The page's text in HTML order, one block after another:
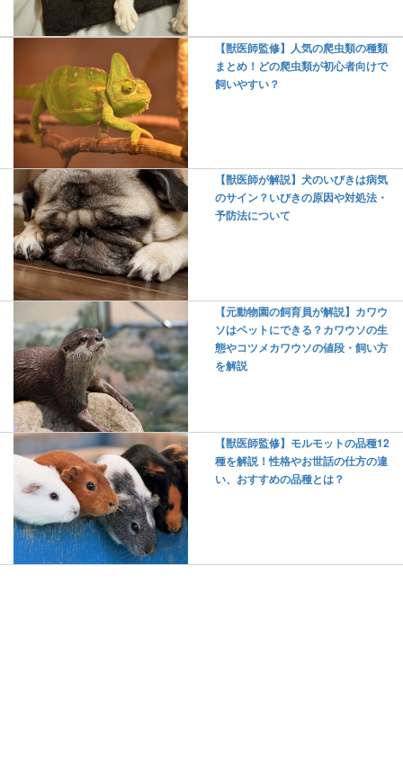
【獣医師監修】人気の爬虫類の種類
まとめ！どの爬虫類が初心者向けで
飼いやすい？
【獣医師が解説】犬のいびきは病気
のサイン？いびきの原因や対処法・
予防法について
【元動物園の飼育員が解説】カワウ
ソはペットにできる？カワウソの生
態やコツメカワウソの値段・飼い方
を解説
【獣医師監修】モルモットの品種12
種を解説！性格やお世話の仕方の違
い、おすすめの品種とは？